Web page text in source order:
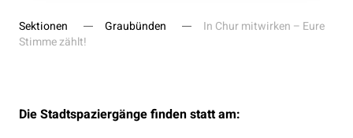
Sektionen Graubünden
In Chur mitwirken – Eure
Stimme zählt!
Die Stadtspaziergänge finden statt am: